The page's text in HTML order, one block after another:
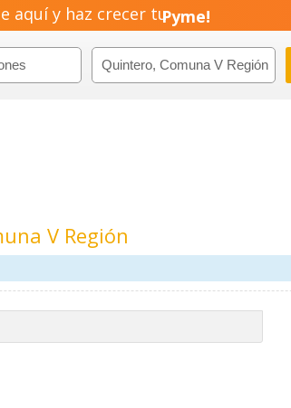
aquí y haz crecer tuEmprendimiento!
V Región